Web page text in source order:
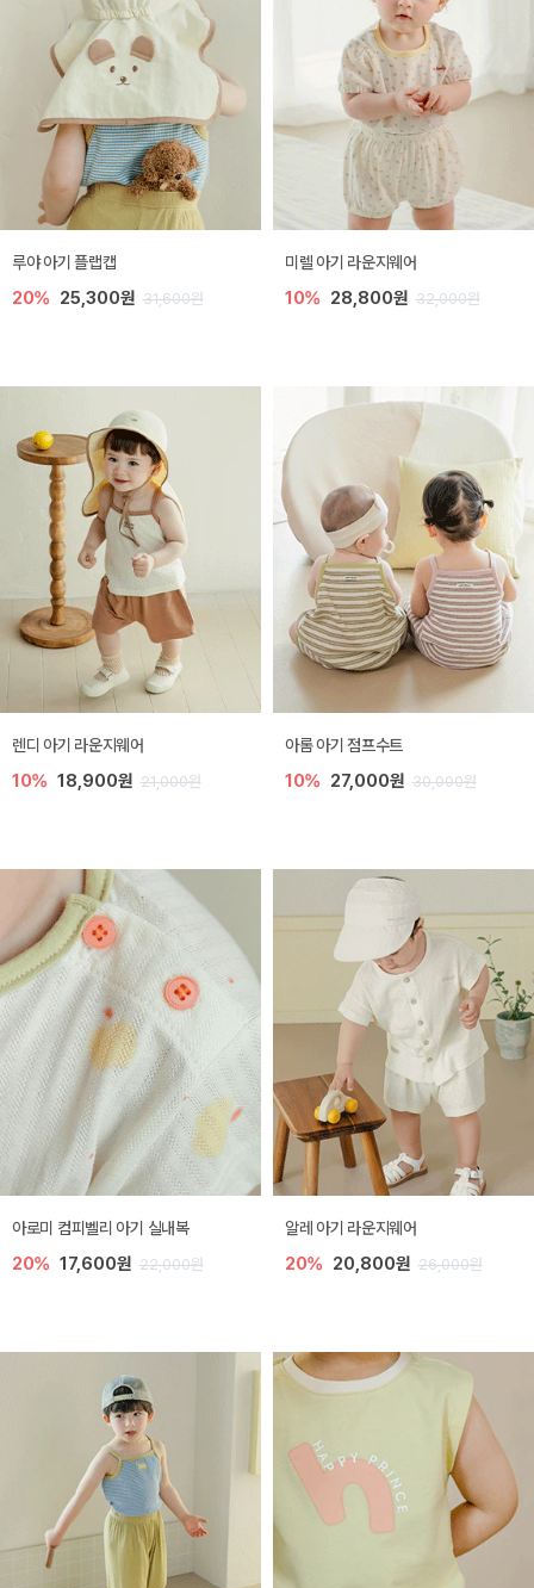
루야 아기 플랩캡
20% 25,300원 31,600원
미렐 아기 라운지웨어
10% 28,800원 32,000원
렌디 아기 라운지웨어
10% 18,900원 21,000원
아롬 아기 점프수트
10% 27,000원 30,000원
아로미 컴피벨리 아기 실내복
20% 17,600원 22,000원
알레 아기 라운지웨어
20% 20,800원 26,000원